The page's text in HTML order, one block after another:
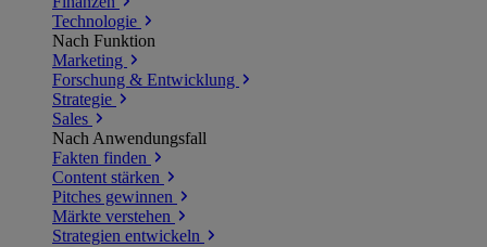
Technologie
Nach Funktion
Marketing
Forschung & Entwicklung
Strategie
Sales
Nach Anwendungsfall
Fakten finden
Content stärken
Pitches gewinnen
Märkte verstehen
Strategien entwickeln